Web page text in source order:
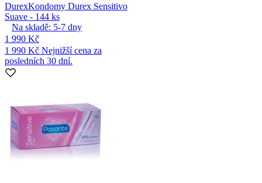
DurexKondomy Durex Sensitivo
Suave - 144 ks
Na skladě: 5-7 dny
1 990 Kč
1 990 Kč Nejnižší cena za
posledních 30 dní.